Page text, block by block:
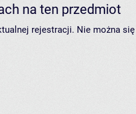
na ten przedmiot
rejestracji. Nie można